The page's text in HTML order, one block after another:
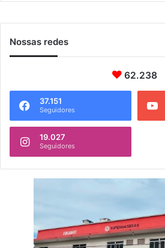
a
R
J
i
a
Nossas redes
62.238
37.151
Seguidores
19.027
Seguidores